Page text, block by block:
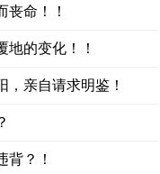
丧命！！
地的变化！！
，亲自请求明鉴！
背？！